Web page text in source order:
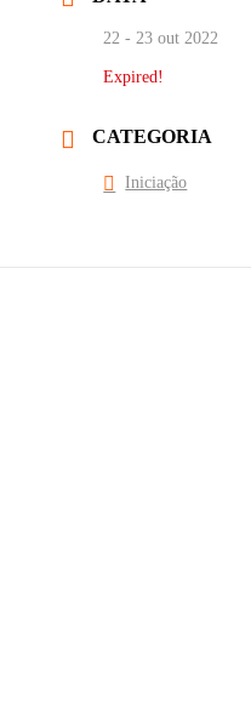
22 - 23 out 2022
Expired!
CATEGORIA
Iniciação